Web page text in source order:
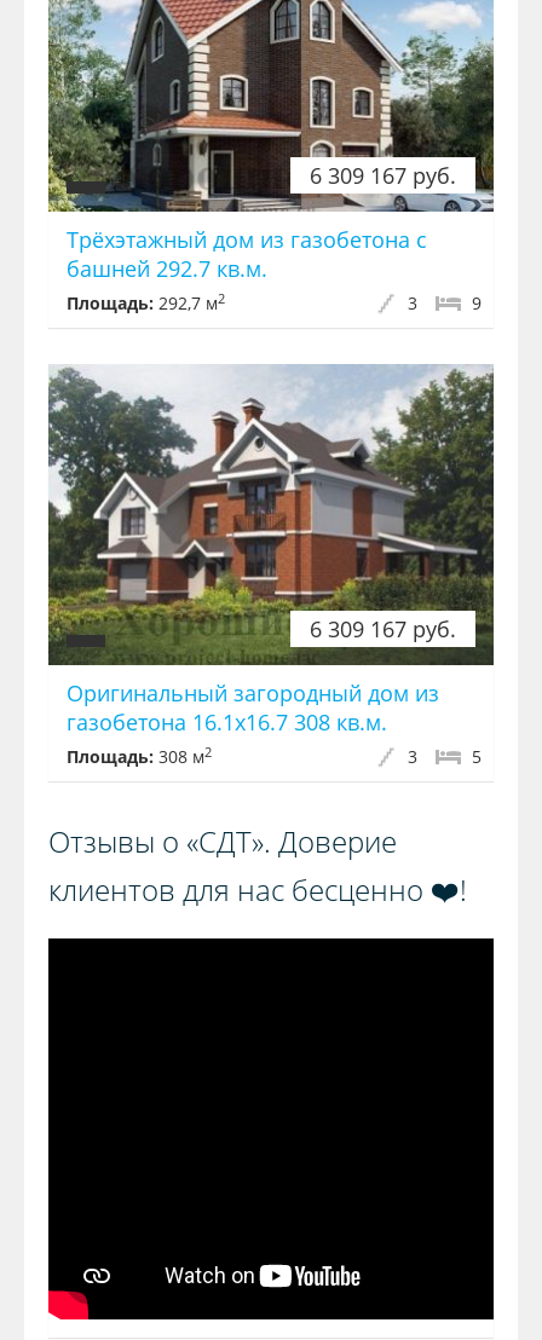
6 309 167 руб.
Трёхэтажный дом из газобетона с
башней 292.7 кв.м.
Площадь: 292,7 м2 9
3
6 309 167 руб.
Оригинальный загородный дом из
газобетона 16.1x16.7 308 кв.м.
Площадь: 308 м2 5
3
Отзывы о «СДТ». Доверие
клиентов для нас бесценно ❤️!